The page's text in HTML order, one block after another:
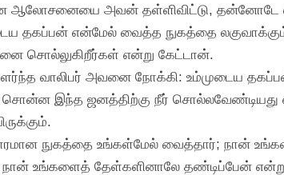
ஆலோசனையை அவன் தள்ளிவிட்டு, தன்னோடே
தகப்பன் என்மேல் வைத்த நுகத்தை
சொல்லுகிறீர்கள் என்று கேட்டான்.
வாலிபர் அவனை நோக்கி: உம்முடைய
சொன்ன இந்த ஜனத்திற்கு நீர்
நுகத்தை உங்கள்மேல் வைத்தார்; நான்
நான் உங்களைத் தேள்களினாலே தண்டிப்பேன்